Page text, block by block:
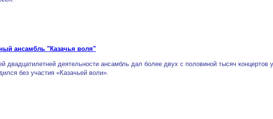
ансамбль "Казачья воля"
двадцатилетней деятельности ансамбль дал более двух с половиной тысяч
без участия «Казачьей воли».